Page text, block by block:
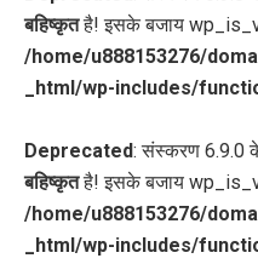
बहिष्कृतहै! इसके बजाय
/home/u888153276/
_html/wp-includes/
Deprecated: संस्करण 6.9.0
बहिष्कृतहै! इसके बजाय
/home/u888153276/
_html/wp-includes/